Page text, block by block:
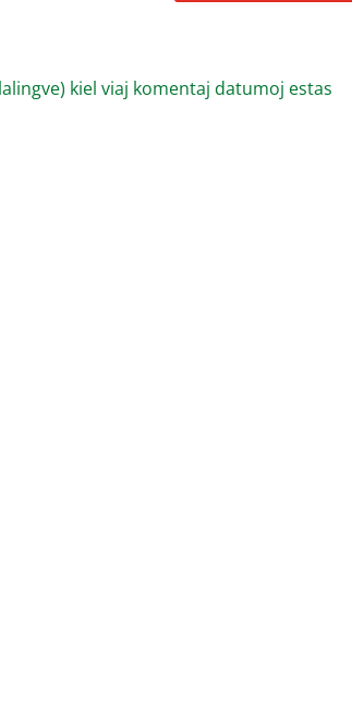
kiel viaj komentaj datumoj estas